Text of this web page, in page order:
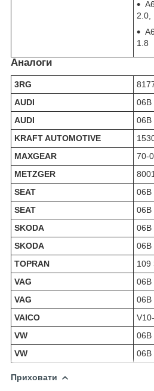
2.0,
1.8
Аналоги
3RG
AUDI
06B
AUDI
06B
KRAFT AUTOMOTIVE
MAXGEAR
70-
METZGER
SEAT
06B
SEAT
06B
SKODA
06B
SKODA
06B
TOPRAN
109
VAG
06B
VAG
06B
VAICO
VW
06B
VW
06B
Приховати